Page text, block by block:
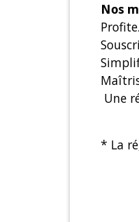
Nos
Une
* La